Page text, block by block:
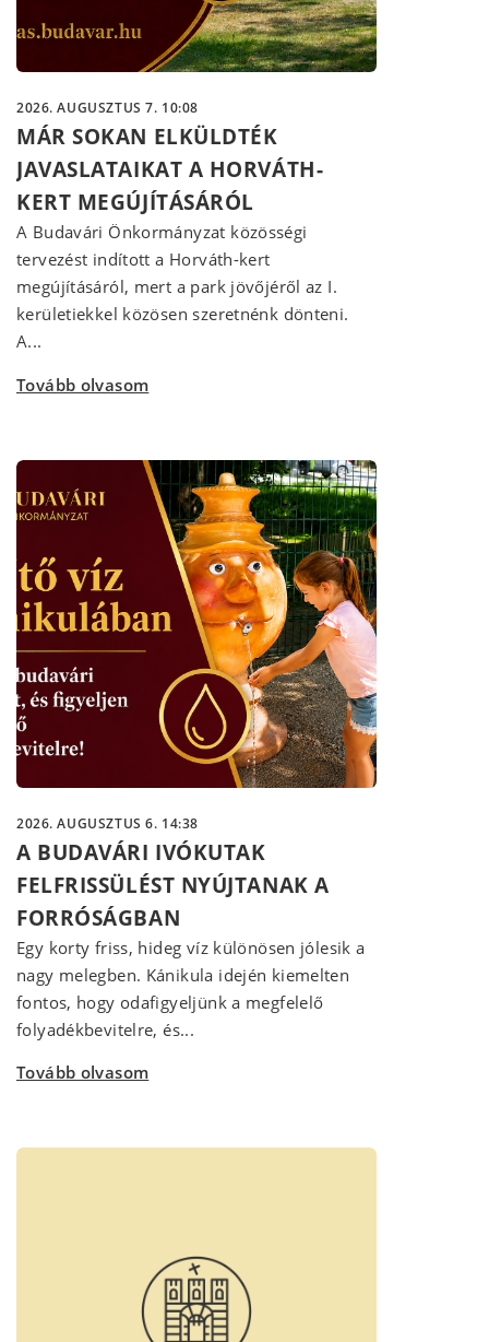
2026. AUGUSZTUS 7. 10:08
MÁR SOKAN ELKÜLDTÉK
JAVASLATAIKAT A HORVÁTH-
KERT MEGÚJÍTÁSÁRÓL
A Budavári Önkormányzat közösségi
tervezést indított a Horváth-kert
megújításáról, mert a park jövőjéről az I.
kerületiekkel közösen szeretnénk dönteni.
A...
Tovább olvasom
2026. AUGUSZTUS 6. 14:38
A BUDAVÁRI IVÓKUTAK
FELFRISSÜLÉST NYÚJTANAK A
FORRÓSÁGBAN
Egy korty friss, hideg víz különösen jólesik a
nagy melegben. Kánikula idején kiemelten
fontos, hogy odafigyeljünk a megfelelő
folyadékbevitelre, és...
Tovább olvasom